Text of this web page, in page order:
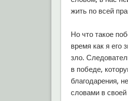
жить по всей
Но что такое
время как я его
зло.
в победе,
благодарения,
словами в